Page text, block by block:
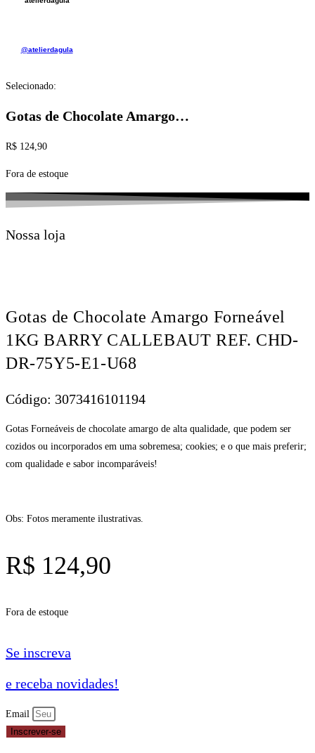
@atelierdagula
Selecionado:
Gotas de Chocolate Amargo…
R$ 124,90
Fora de estoque
Nossa loja
Gotas de Chocolate Amargo Forneável
1KG BARRY CALLEBAUT REF. CHD-
DR-75Y5-E1-U68
Código: 3073416101194
Gotas Forneáveis de chocolate amargo de alta qualidade, que podem ser
cozidos ou incorporados em uma sobremesa; cookies; e o que mais preferir;
com qualidade e sabor incomparáveis!
Obs: Fotos meramente ilustrativas.
R$ 124,90
Fora de estoque
Se inscreva
e receba novidades!
Email
Inscrever-se